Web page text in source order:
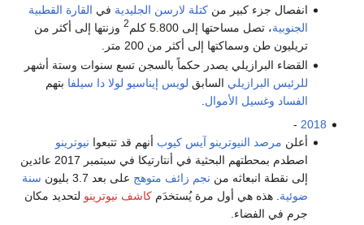
انفصال جزء كبير من كتلة لارسن الجليدية في القارة القطبية
الجنوبية، تصل مساحتها إلى 5.800 كلم 2وزنتها إلى أكثر من
تريليون طن وسماكتها إلى أكثر من 200 متر.
القضاء البرازيلي يصدر حكماً بالسجن تسع سنوات وستة أشهر
للرئيس البرازيلي السابق لويس إيناسيو لولا دا سيلفا بتهم
الفساد وغسيل الأموال
2018
-
أعلن مرصد النيوترينو آيس كيوب أنهم قد تتبعوا نيوترينو
اصطدم بمحطتهم البحثية في أنتارتيكا في سبتمبر 2017 عائدين
إلى نقطة انبعاثه من نجم زائف متوهج على بعد 3.7 بليون
سنة
ضوئية . هذه هي أول مرة يُستخدَم كاشف نيوترينو لتحديد مكان
جرم في الفضاء.